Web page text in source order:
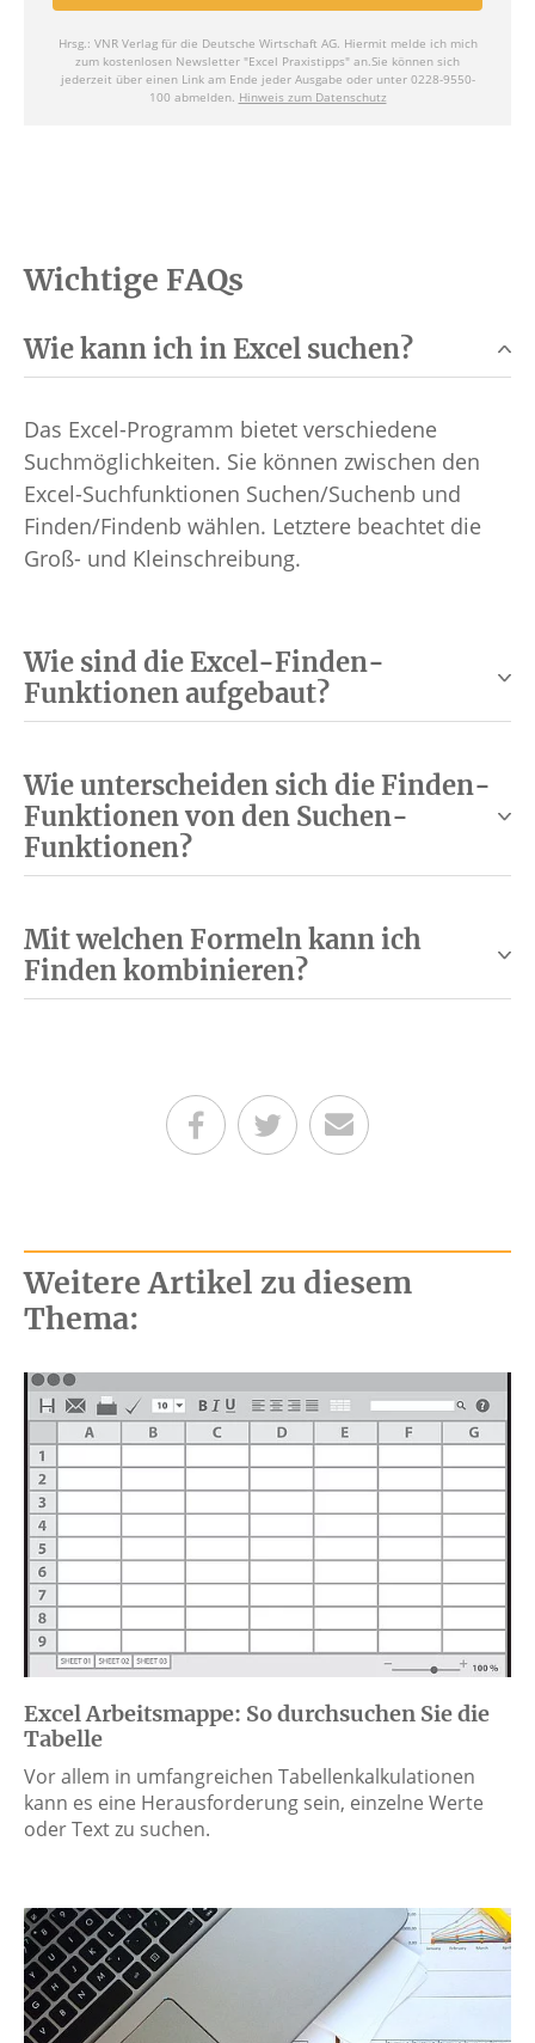
Wichtige FAQs
Wie kann ich in Excel suchen?
Das Excel-Programm bietet verschiedene
Suchmöglichkeiten. Sie können zwischen den
Excel-Suchfunktionen Suchen/Suchenb und
Finden/Findenb wählen. Letztere beachtet die
Groß- und Kleinschreibung.
Wie sind die Excel-Finden-
Funktionen aufgebaut?
Wie unterscheiden sich die Finden-
Funktionen von den Suchen-
Funktionen?
Mit welchen Formeln kann ich
Finden kombinieren?
Teilen auf Facebook
Teilen auf Twitter
Per E-Mail senden
Weitere Artikel zu diesem
Thema:
Excel Arbeitsmappe: So durchsuchen Sie die
Tabelle
Vor allem in umfangreichen Tabellenkalkulationen
kann es eine Herausforderung sein, einzelne Werte
oder Text zu suchen.